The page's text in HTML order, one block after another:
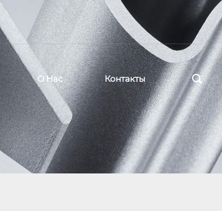
О Нас Контакты 